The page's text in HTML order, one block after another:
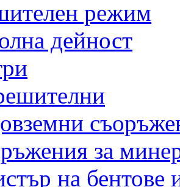
режим
дейност
за
на бентове